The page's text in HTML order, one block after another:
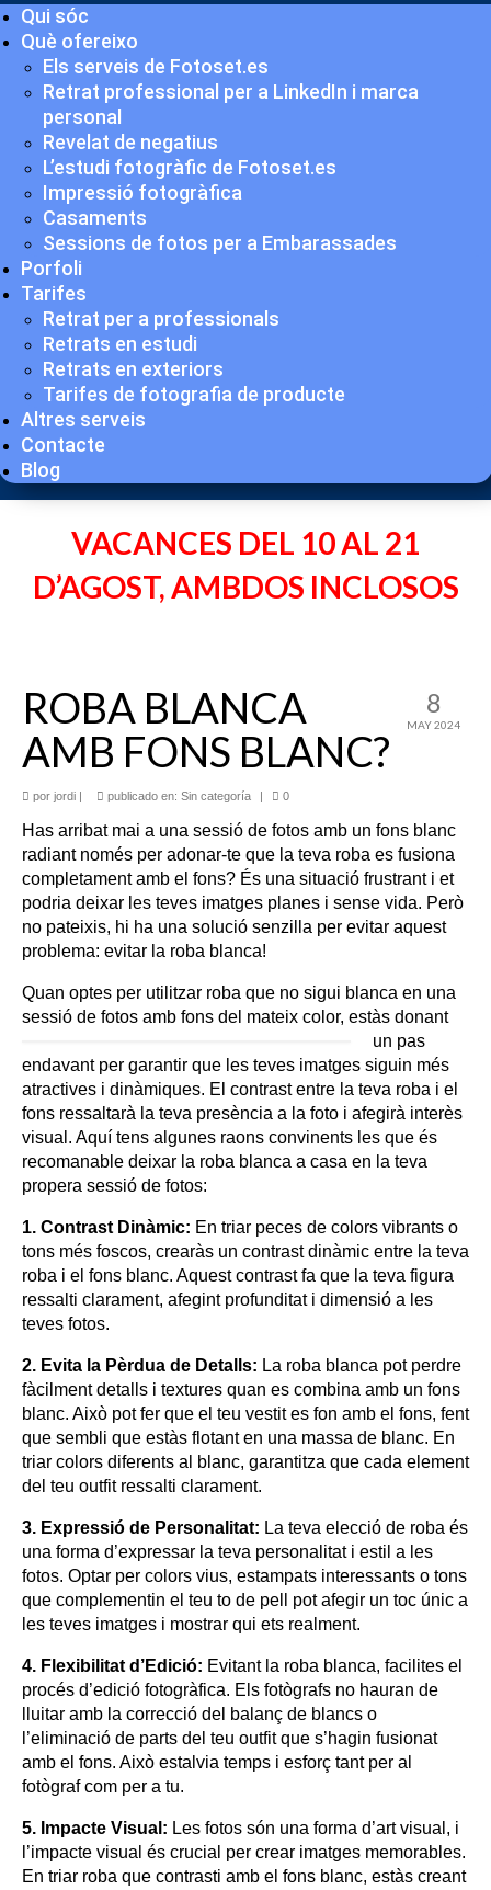
Qui sóc
Què ofereixo
Els serveis de Fotoset.es
Retrat professional per a LinkedIn i marca
personal
Revelat de negatius
L’estudi fotogràfic de Fotoset.es
Impressió fotogràfica
Casaments
Sessions de fotos per a Embarassades
Porfoli
Tarifes
Retrat per a professionals
Retrats en estudi
Retrats en exteriors
Tarifes de fotografia de producte
Altres serveis
Contacte
Blog
VACANCES DEL 10 AL 21
D’AGOST, AMBDOS INCLOSOS
8
MAY 2024
ROBA BLANCA
AMB FONS BLANC?
por jordi | publicado en: Sin categoría | 0
Has arribat mai a una sessió de fotos amb un fons blanc
radiant només per adonar-te que la teva roba es fusiona
completament amb el fons? És una situació frustrant i et
podria deixar les teves imatges planes i sense vida. Però
no pateixis, hi ha una solució senzilla per evitar aquest
problema: evitar la roba blanca!
Quan optes per utilitzar roba que no sigui blanca en una
sessió de fotos amb fons del mateix color, estàs donant
un pas
endavant per garantir que les teves imatges siguin més
atractives i dinàmiques. El contrast entre la teva roba i el
fons ressaltarà la teva presència a la foto i afegirà interès
visual. Aquí tens algunes raons convinents les que és
recomanable deixar la roba blanca a casa en la teva
propera sessió de fotos:
1. Contrast Dinàmic: En triar peces de colors vibrants o
tons més foscos, crearàs un contrast dinàmic entre la teva
roba i el fons blanc. Aquest contrast fa que la teva figura
ressalti clarament, afegint profunditat i dimensió a les
teves fotos.
2. Evita la Pèrdua de Detalls: La roba blanca pot perdre
fàcilment detalls i textures quan es combina amb un fons
blanc. Això pot fer que el teu vestit es fon amb el fons, fent
que sembli que estàs flotant en una massa de blanc. En
triar colors diferents al blanc, garantitza que cada element
del teu outfit ressalti clarament.
3. Expressió de Personalitat: La teva elecció de roba és
una forma d’expressar la teva personalitat i estil a les
fotos. Optar per colors vius, estampats interessants o tons
que complementin el teu to de pell pot afegir un toc únic a
les teves imatges i mostrar qui ets realment.
4. Flexibilitat d’Edició: Evitant la roba blanca, facilites el
procés d’edició fotogràfica. Els fotògrafs no hauran de
lluitar amb la correcció del balanç de blancs o
l’eliminació de parts del teu outfit que s’hagin fusionat
amb el fons. Això estalvia temps i esforç tant per al
fotògraf com per a tu.
5. Impacte Visual: Les fotos són una forma d’art visual, i
l’impacte visual és crucial per crear imatges memorables.
En triar roba que contrasti amb el fons blanc, estàs creant